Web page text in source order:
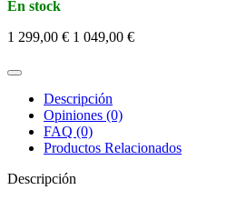
En stock
1 299,00 € 1 049,00 €
Descripción
Opiniones (0)
FAQ (0)
Productos Relacionados
Descripción